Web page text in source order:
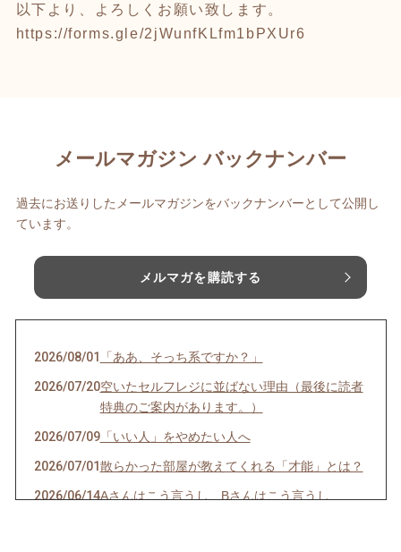
以下より、よろしくお願い致します。
https://forms.gle/2jWunfKLfm1bPXUr6
メールマガジン バックナンバー
過去にお送りしたメールマガジンをバックナンバーとして公開し
ています。
メルマガを購読する
2026/08/01 「ああ、そっち系ですか？」
2026/07/20空いたセルフレジに並ばない理由（最後に読者
特典のご案内があります。）
2026/07/09「いい人」をやめたい人へ
2026/07/01散らかった部屋が教えてくれる「才能」とは？
2026/06/14Aさんはこう言うし、Bさんはこう言うし…